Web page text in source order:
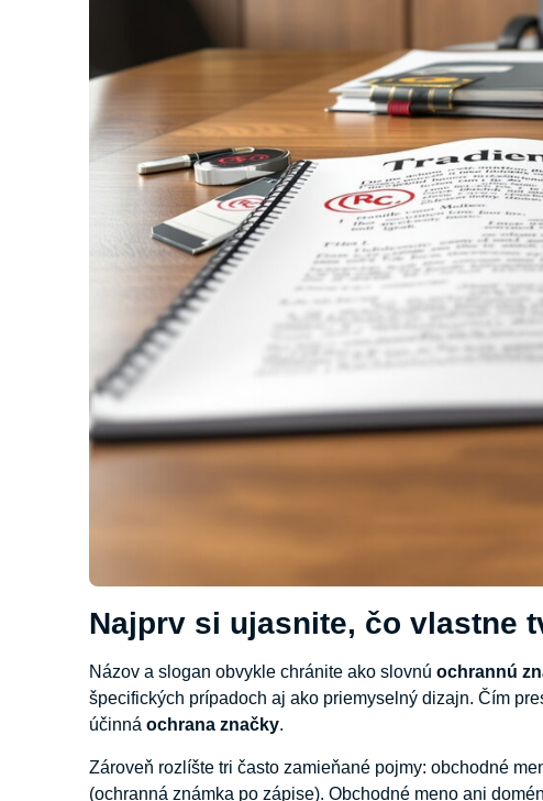
Najprv si ujasnite, čo vlastne
Názov a slogan obvykle chránite ako slovnúochrannú
špecifických prípadoch aj ako priemyselný dizajn. Čím
účinnáochrana značky.
Zároveň rozlíšte tri často zamieňané pojmy: obchodné
(ochranná známka po zápise). Obchodné meno ani